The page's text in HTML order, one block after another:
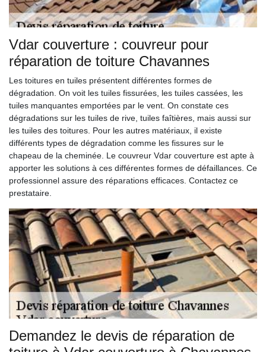
Vdar couverture : couvreur pour
réparation de toiture Chavannes
Les toitures en tuiles présentent différentes formes de
dégradation. On voit les tuiles fissurées, les tuiles cassées, les
tuiles manquantes emportées par le vent. On constate ces
dégradations sur les tuiles de rive, tuiles faîtières, mais aussi sur
les tuiles des toitures. Pour les autres matériaux, il existe
différents types de dégradation comme les fissures sur le
chapeau de la cheminée. Le couvreur Vdar couverture est apte à
apporter les solutions à ces différentes formes de défaillances. Ce
professionnel assure des réparations efficaces. Contactez ce
prestataire.
Demandez le devis de réparation de